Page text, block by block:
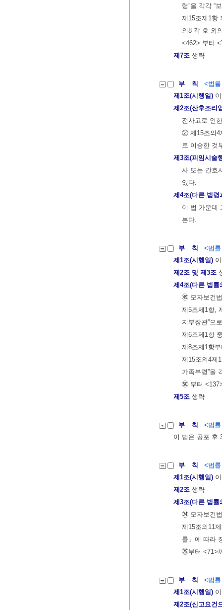
령”을 각각 “
제15조제1항
의8 각 호 외
<462> 부터
제7조 생략
부 칙
<법
제1조(시행일)
제2조(산후조리
전사고로 인
② 제15조의4
로 이송한 것
제3조(피임시술
사 또는 간호
있다.
제4조(다른 법령
이 법 가운데
본다.
부 칙
<법
제1조(시행일)
제2조 및 제3조
제4조(다른 법률
㊾ 모자보건
제5조제1항,
지부장관”으
제6조제1항
제8조제1항
제15조의4제
가족부령”을
㊿ 부터
제5조 생략
부 칙
<법
이 법은 공포 후
부 칙
<법
제1조(시행일)
제2조 생략
제3조(다른 법률
㉔ 모자보건
제15조의11
률」에 따라
㉕부터 <71>
부 칙
<법
제1조(시행일)
제2조(신고요건